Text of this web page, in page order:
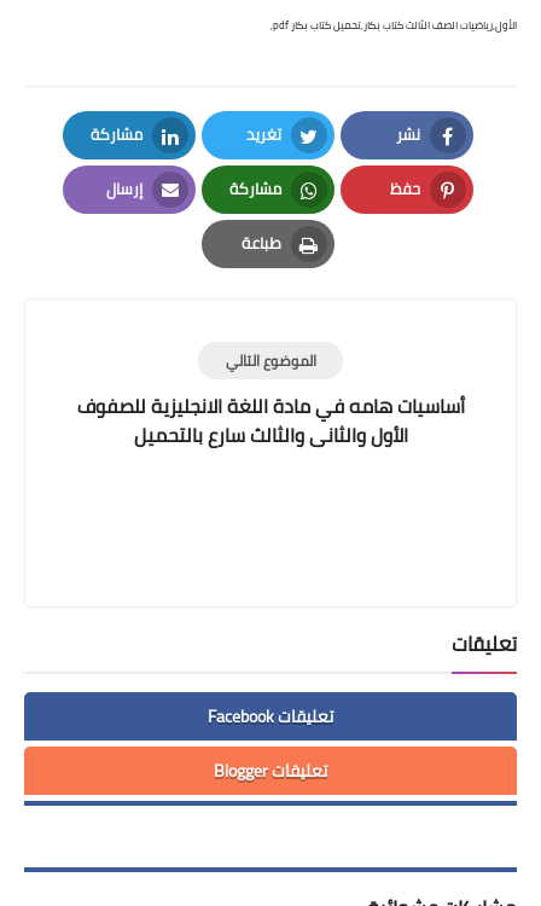
الأول,رياضيات الصف الثالث كتاب بكار,تحميل كتاب بكار pdf,
نشر
Facebook
تغريد
Twitter
مشاركة
LinkedIn
حفظ
Pinterest
مشاركة
Whatsapp
إرسال
Email
طباعة
Print
الموضوع التالي
أساسيات هامه في مادة اللغة الانجليزية للصفوف
الأول والثانى والثالث سارع بالتحميل
تعليقات
تعليقات Facebook
تعليقات Blogger